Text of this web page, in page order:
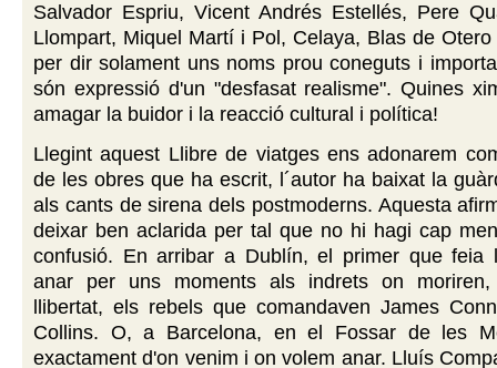
Salvador Espriu, Vicent Andrés Estellés, Pere
Llompart, Miquel Martí i Pol, Celaya, Blas de
per dir solament uns noms prou coneguts i
són expressió d'un "desfasat realisme". Quines
amagar la buidor i la reacció cultural i política!
Llegint aquest Llibre de viatges ens adonarem
de les obres que ha escrit, l´autor ha baixat la
als cants de sirena dels postmoderns. Aquesta
deixar ben aclarida per tal que no hi hagi cap
confusió. En arribar a Dublín, el primer que feia
anar per uns moments als indrets on moriren,
llibertat, els rebels que comandaven James
Collins. O, a Barcelona, en el Fossar de les
exactament d'on venim i on volem anar. Lluís